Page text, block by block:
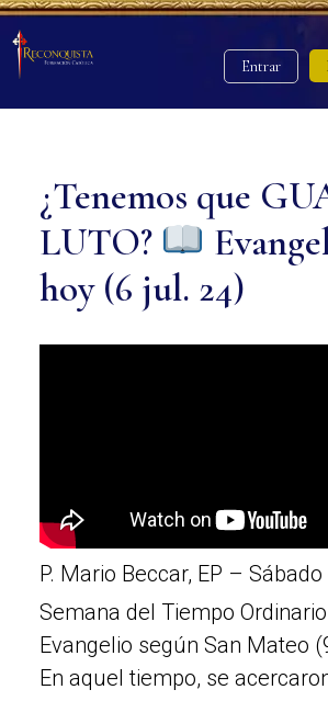
Entrar
¿Tenemos que
LUTO?
hoy (6 jul. 24)
P. Mario Beccar, EP – Sábado
Semana del Tiempo Ordinario
Evangelio según San Mateo
En aquel tiempo, se